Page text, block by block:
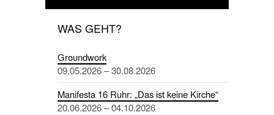
WAS GEHT?
Groundwork
09.05.2026 – 30.08.2026
Manifesta 16 Ruhr: „Das ist keine Kirche“
20.06.2026 – 04.10.2026